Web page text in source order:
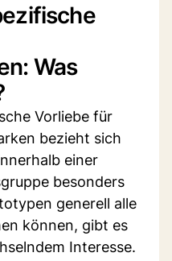
Was
Vorliebe für
bezieht sich
einer
besonders
generell alle
können, gibt es
Interesse.